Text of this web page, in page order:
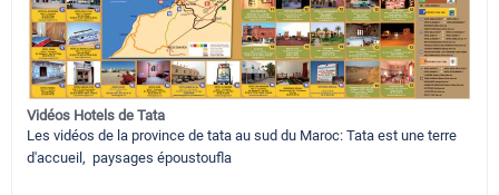
Vidéos Hotels de Tata
Les vidéos de la province de tata au sud du Maroc: Tata est une terre
d'accueil, paysages époustoufla